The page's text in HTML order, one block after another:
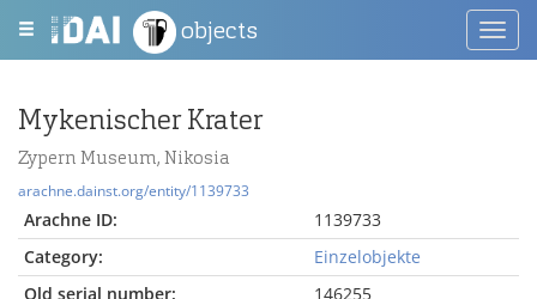
objects
Mykenischer Krater
Zypern Museum, Nikosia
arachne.dainst.org/entity/1139733
Arachne ID:
1139733
Category:
Einzelobjekte
Old serial number:
146255